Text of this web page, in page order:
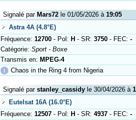
Signalé par Mars72le 01/05/2026 à 19:05
Astra 4A (4.8°E)
Fréquence: 12700- Pol: H - SR: 3750- FEC: -
Catégorie: Sport - Boxe
Transmis en: MPEG-4
ℹ
Chaos in the Ring 4 from Nigeria
Signalé par stanley_cassidyle 30/04/2026 à
Eutelsat 16A (16.0°E)
Fréquence: 12507- Pol: H - SR: 4937- FEC: -